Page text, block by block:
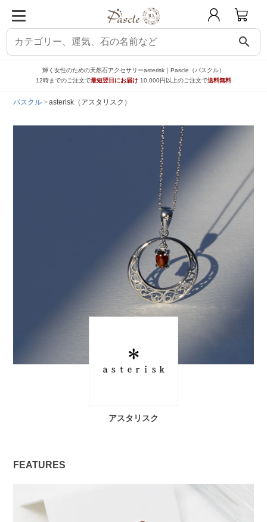
search
輝く女性のための天然石アクセサリーasterisk｜Pascle（パスクル）
12時までのご注文で最短翌日にお届け 10,000円以上のご注文で送料無料
パスクル asterisk（アスタリスク）
アスタリスク
FEATURES